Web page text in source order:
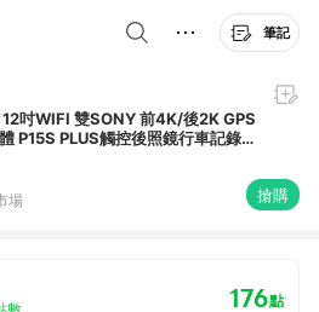
筆記
吋WIFI 雙SONY 前4K/後2K GPS
P15S PLUS觸控後照鏡行車記錄
場 搶購
176點